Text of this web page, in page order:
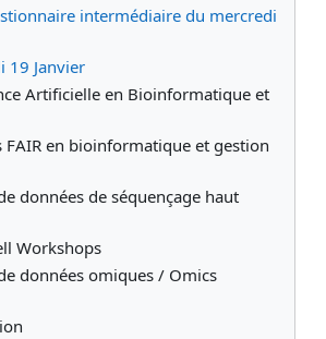
intermédiaire du mercredi
19 Janvier
Artificielle en Bioinformatique et
FAIR en bioinformatique et gestion
données de séquençage haut
Workshops
données omiques / Omics